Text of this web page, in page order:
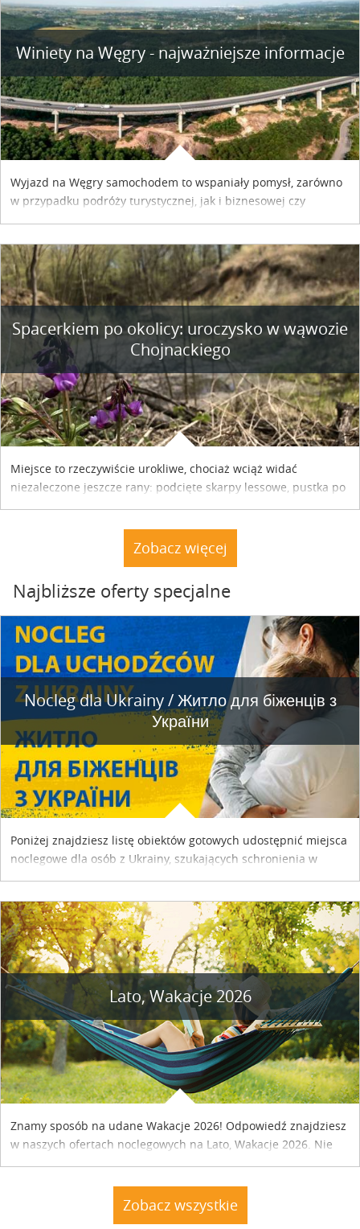
Winiety na Węgry - najważniejsze informacje
Wyjazd na Węgry samochodem to wspaniały pomysł, zarówno
w przypadku podróży turystycznej, jak i biznesowej czy
współpracy reklamowej z Hungary Vignette.
Spacerkiem po okolicy: uroczysko w wąwozie
Chojnackiego
Miejsce to rzeczywiście urokliwe, chociaż wciąż widać
niezaleczone jeszcze rany: podcięte skarpy lessowe, pustka po
dacze. Nie stoją. A natura powoli dochodzi do siebie.
Zobacz więcej
Najbliższe oferty specjalne
Nocleg dla Ukrainy / Житло для бiженцiв з
України
Poniżej znajdziesz listę obiektów gotowych udostępnić miejsca
noclegowe dla osób z Ukrainy, szukających schronienia w
Lato, Wakacje 2026
Znamy sposób na udane Wakacje 2026! Odpowiedź znajdziesz
w naszych ofertach noclegowych na Lato, Wakacje 2026. Nie
zwlekaj atrakcyjne noclegi czekają...
Zobacz wszystkie